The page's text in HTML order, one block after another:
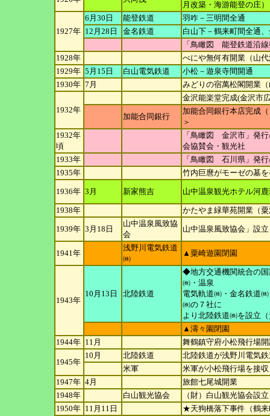
月改築・ 海游能登の庄）
1927年
6月30日 能登鉄道
羽咋－三明間全通
12月28日
金名鉄道
白山下－鶴来町間全通
「鳥瞰図 能登鉄道沿
1928年
べにや無何有開業（山
1929年 5月15日 白山電気鉄道
小松－遊泉寺間開通
1930年 7月 みどりの宿萬松閣開業
1932年
金沢能楽堂完成(金沢市
加能合同銀行
加能合同銀行本店完成
＞
1932年
頃
「鳥瞰図 金沢市」発
会協賛会・ 観光社
1933年
「鳥瞰図 石川県」発
1935年
竹内巨麿がモーゼの墓
1936年 3月 新家熊吉 山中温泉観光ホテル河
1938年 かたやま緑華苑開業（
1939年 3月18日
山中温泉風致協
会
山中温泉風致協会」設立
1941年
浅野川電気鉄道
㈱
▲粟崎遊園閉園
1943年
10月13日 北陸鉄道
◆地方交通機関統合の国
㈱・温泉
電気軌道㈱・金名鉄道
㈱の７社に
より北陸鉄道㈱を設立
▲濤々園閉園
1944年 11月 舞鶴鎮守府小松飛行場
1945年
10月 北陸鉄道
北陸鉄道が浅野川電気
米軍
米軍が小松飛行場を接収
1947年 4月
旅館七尾城開業
1948年
白山観光協会
（財）白山観光協会設
1950年 11月11日
★天狗橋落下事件（鶴来